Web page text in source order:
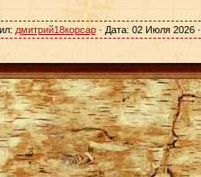
дмитрий18корсар· Дата: 02 Июля 2026·